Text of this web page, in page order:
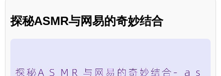
探秘ASMR与网易的奇妙结合